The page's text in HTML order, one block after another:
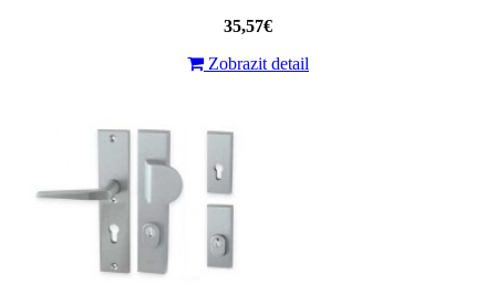
35,57€
Zobrazit detail